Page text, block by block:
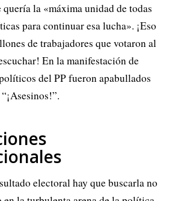
la «máxima unidad de todas
para continuar esa lucha». ¡Eso
de trabajadores que votaron al
En la manifestación de
del PP fueron apabullados
electoral hay que buscarla no